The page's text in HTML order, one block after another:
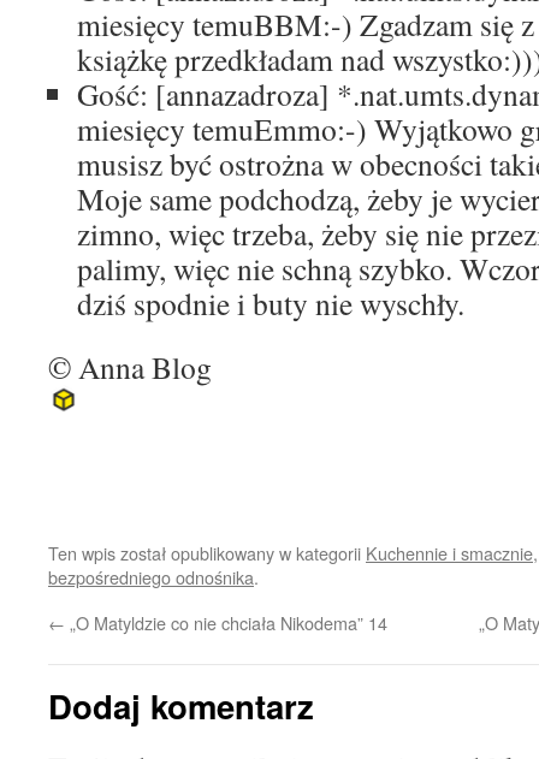
miesięcy temuBBM:-) Zgadzam się
książkę przedkładam nad
Gość: [annazadroza]
miesięcy temuEmmo:-) Wyjątkowo
musisz być ostrożna w obecności
Moje same podchodzą, żeby je
zimno, więc trzeba, żeby się nie
palimy, więc nie schną szybko.
dziś spodnie i buty nie wyschły.
© Anna Blog
Ten wpis został opublikowany w kategorii Kuchennie i smacznie
bezpośredniego odnośnika.
← „O Matyldzie co nie chciała Nikodema” 14 „O
Dodaj komentarz